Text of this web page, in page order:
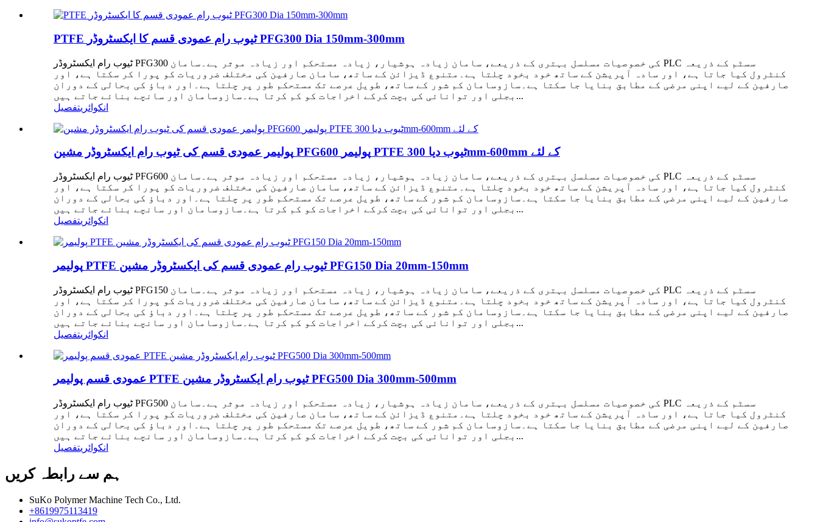
PTFE ٹیوب رام عمودی قسم کا ایکسٹروڈر PFG300 Dia 150mm-300mm
ٹیوب رام ایکسٹروڈر PFG300 کی خصوصیات مسلسل بہتری کے ذریعے، سامان زیادہ ہوشیار، زیادہ مستحکم اور زیادہ موثر ہے۔سامان PLC سسٹم کے ذریعہ
کنٹرول کیا جاتا ہے، اور سادہ آپریشن کے ساتھ خود بخود چلتا ہے۔متنوع ڈیزائن کے ساتھ، سامان صارفین کی مختلف ضروریات کو پورا کر سکتا ہے، اور
صارفین کے لیے اپنی مرضی کے مطابق بنایا جا سکتا ہے۔سازوسامان کم شور کے ساتھ، طویل عرصے تک مستحکم طور پر چلتا ہے۔اور دباؤ کی بحالی کے دوران
بجلی اور توانائی کی بچت کرکے اخراجات کو کم کرتا ہے۔سازوسامان اور سانچے بنائے جاتے ہیں...
انکوائریتفصیل
پولیمر عمودی قسم کی ٹیوب رام ایکسٹروڈر مشین PFG600 پولیمر PTFE ٹیوب دیا 300mm-600mm کے لئے
ٹیوب رام ایکسٹروڈر PFG600 کی خصوصیات مسلسل بہتری کے ذریعے، سامان زیادہ ہوشیار، زیادہ مستحکم اور زیادہ موثر ہے۔سامان PLC سسٹم کے ذریعہ
کنٹرول کیا جاتا ہے، اور سادہ آپریشن کے ساتھ خود بخود چلتا ہے۔متنوع ڈیزائن کے ساتھ، سامان صارفین کی مختلف ضروریات کو پورا کر سکتا ہے، اور
صارفین کے لیے اپنی مرضی کے مطابق بنایا جا سکتا ہے۔سازوسامان کم شور کے ساتھ، طویل عرصے تک مستحکم طور پر چلتا ہے۔اور دباؤ کی بحالی کے دوران
بجلی اور توانائی کی بچت کرکے اخراجات کو کم کرتا ہے۔سازوسامان اور سانچے بنائے جاتے ہیں...
انکوائریتفصیل
پولیمر PTFE ٹیوب رام عمودی قسم کی ایکسٹروڈر مشین PFG150 Dia 20mm-150mm
ٹیوب رام ایکسٹروڈر PFG150 کی خصوصیات مسلسل بہتری کے ذریعے، سامان زیادہ ہوشیار، زیادہ مستحکم اور زیادہ موثر ہے۔سامان PLC سسٹم کے ذریعہ
کنٹرول کیا جاتا ہے، اور سادہ آپریشن کے ساتھ خود بخود چلتا ہے۔متنوع ڈیزائن کے ساتھ، سامان صارفین کی مختلف ضروریات کو پورا کر سکتا ہے، اور
صارفین کے لیے اپنی مرضی کے مطابق بنایا جا سکتا ہے۔سازوسامان کم شور کے ساتھ، طویل عرصے تک مستحکم طور پر چلتا ہے۔اور دباؤ کی بحالی کے دوران
بجلی اور توانائی کی بچت کرکے اخراجات کو کم کرتا ہے۔سازوسامان اور سانچے بنائے جاتے ہیں...
انکوائریتفصیل
عمودی قسم پولیمر PTFE ٹیوب رام ایکسٹروڈر مشین PFG500 Dia 300mm-500mm
ٹیوب رام ایکسٹروڈر PFG500 کی خصوصیات مسلسل بہتری کے ذریعے، سامان زیادہ ہوشیار، زیادہ مستحکم اور زیادہ موثر ہے۔سامان PLC سسٹم کے ذریعہ
کنٹرول کیا جاتا ہے، اور سادہ آپریشن کے ساتھ خود بخود چلتا ہے۔متنوع ڈیزائن کے ساتھ، سامان صارفین کی مختلف ضروریات کو پورا کر سکتا ہے، اور
صارفین کے لیے اپنی مرضی کے مطابق بنایا جا سکتا ہے۔سازوسامان کم شور کے ساتھ، طویل عرصے تک مستحکم طور پر چلتا ہے۔اور دباؤ کی بحالی کے دوران
بجلی اور توانائی کی بچت کرکے اخراجات کو کم کرتا ہے۔سازوسامان اور سانچے بنائے جاتے ہیں...
انکوائریتفصیل
ہم سے رابطہ کریں
SuKo Polymer Machine Tech Co., Ltd.
+8619975113419